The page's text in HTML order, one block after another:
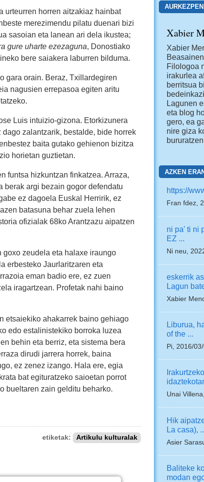
urteurren horren aitzakiaz hainbat
merezimendu pilatu duenari bizi
sasoian eta lanean ari dela ikustea;
gure uharte ezezaguna , Donostiako
bere saiakera laburren bilduma.
gara orain. Beraz, Txillardegiren
nagusien errepasoa egiten aritu
Luis intuizio-gizona. Etorkizunera
zalantzarik, bestalde, bide horrek
baita gutako gehienon bizitza
horietan guztietan.
funtsa hizkuntzan finkatzea. Arraza,
berak argi bezain gogor defendatu
ez dagoela Euskal Herririk, ez
batasuna behar zuela lehen
ofizialak 68ko Arantzazu aipatzen
zeudela eta halaxe iraungo
erbesteko Jaurlaritzaren eta
eman badio ere, ez zuen
iragartzean. Profetak nahi baino
etsaiekiko ahakarrek baino gehiago
edo estalinistekiko borroka luzea
behin eta berriz, eta sistema bera
dirudi jarrera horrek, baina
ez zenez izango. Hala ere, egia
bat egituratzeko saioetan porrot
bueltaren zain gelditu beharko.
etiketak: Artikulu kulturalak
Xabier
Xabier
Filologoa
irakurlea
berritsua
Lagunen
eta blog
gero, ea
nire giza
AZKEN
https://
Fran fdez,
ni pa' ti ni
EZ ...
Ni neu,
eskerrik
Lagun
Xabier
Liburua,
of the ...
Pi, 2016/
Unai
Hik
La casa),
Asier
Baliteke
modan